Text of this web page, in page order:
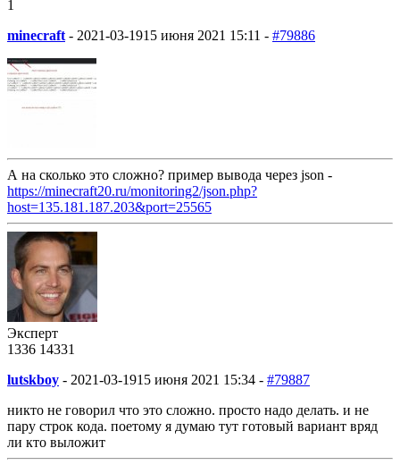
1
minecraft - 2021-03-1915 июня 2021 15:11 - #79886
А на сколько это сложно? пример вывода через json -
https://minecraft20.ru/monitoring2/json.php?
host=135.181.187.203&port=25565
Эксперт
1336 14331
lutskboy - 2021-03-1915 июня 2021 15:34 - #79887
никто не говорил что это сложно. просто надо делать. и не
пару строк кода. поетому я думаю тут готовый вариант вряд
ли кто выложит